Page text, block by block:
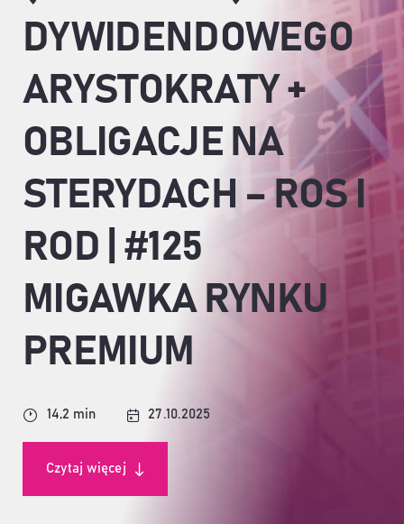
DYWIDENDOWEGO
ARYSTOKRATY +
OBLIGACJE NA
STERYDACH – ROS I
ROD | #125
MIGAWKA RYNKU
PREMIUM
14,2 min 27.10.2025
Czytaj więcej